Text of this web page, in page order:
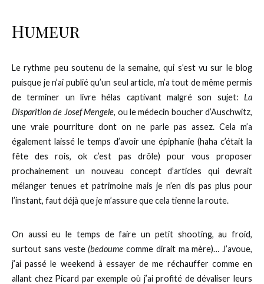
Humeur
Le rythme peu soutenu de la semaine, qui s’est vu sur le blog
puisque je n’ai publié qu’un seul article, m’a tout de même permis
de terminer un livre hélas captivant malgré son sujet: La
Disparition de Josef Mengele, ou le médecin boucher d’Auschwitz,
une vraie pourriture dont on ne parle pas assez. Cela m’a
également laissé le temps d’avoir une épiphanie (haha c’était la
fête des rois, ok c’est pas drôle) pour vous proposer
prochainement un nouveau concept d’articles qui devrait
mélanger tenues et patrimoine mais je n’en dis pas plus pour
l’instant, faut déjà que je m’assure que cela tienne la route.
On aussi eu le temps de faire un petit shooting, au froid,
surtout sans veste(bedoume comme dirait ma mère)… J’avoue,
j’ai passé le weekend à essayer de me réchauffer comme en
allant chez Picard par exemple où j’ai profité de dévaliser leurs